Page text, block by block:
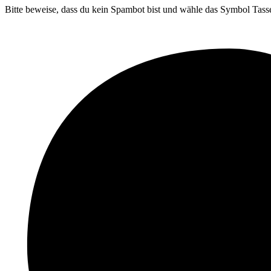
Bitte beweise, dass du kein Spambot bist und wähle das Symbol